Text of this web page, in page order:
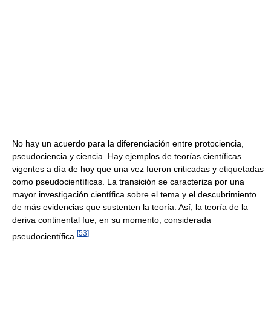
No hay un acuerdo para la diferenciación entre protociencia,
pseudociencia y ciencia. Hay ejemplos de teorías científicas
vigentes a día de hoy que una vez fueron criticadas y etiquetadas
como pseudocientíficas. La transición se caracteriza por una
mayor investigación científica sobre el tema y el descubrimiento
de más evidencias que sustenten la teoría. Así, la teoría de la
deriva continental fue, en su momento, considerada
pseudocientífica. [53]